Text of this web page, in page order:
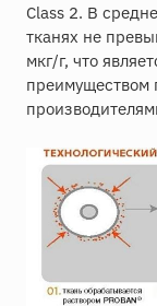
Class 2. В
тканях не
мкг/г, что
преимуществом